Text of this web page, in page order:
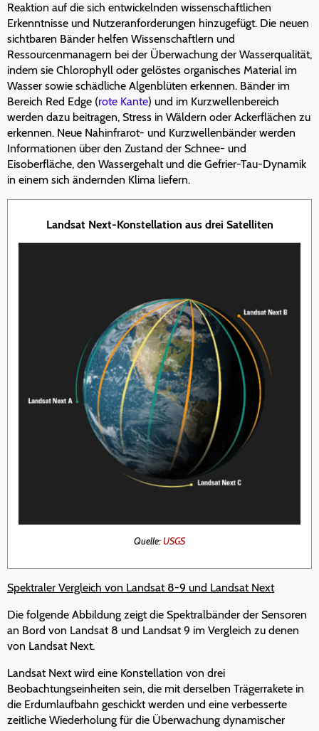
Reaktion auf die sich entwickelnden wissenschaftlichen
Erkenntnisse und Nutzeranforderungen hinzugefügt. Die neuen
sichtbaren Bänder helfen Wissenschaftlern und
Ressourcenmanagern bei der Überwachung der Wasserqualität,
indem sie Chlorophyll oder gelöstes organisches Material im
Wasser sowie schädliche Algenblüten erkennen. Bänder im
Bereich Red Edge (rote Kante) und im Kurzwellenbereich
werden dazu beitragen, Stress in Wäldern oder Ackerflächen zu
erkennen. Neue Nahinfrarot- und Kurzwellenbänder werden
Informationen über den Zustand der Schnee- und
Eisoberfläche, den Wassergehalt und die Gefrier-Tau-Dynamik
in einem sich ändernden Klima liefern.
Landsat Next-Konstellation aus drei Satelliten
Quelle: USGS
Spektraler Vergleich von Landsat 8-9 und Landsat Next
Die folgende Abbildung zeigt die Spektralbänder der Sensoren
an Bord von Landsat 8 und Landsat 9 im Vergleich zu denen
von Landsat Next.
Landsat Next wird eine Konstellation von drei
Beobachtungseinheiten sein, die mit derselben Trägerrakete in
die Erdumlaufbahn geschickt werden und eine verbesserte
zeitliche Wiederholung für die Überwachung dynamischer